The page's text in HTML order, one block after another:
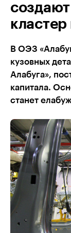
кластер
В ОЭЗ
кузовных
Алабуга»,
капитала.
станет